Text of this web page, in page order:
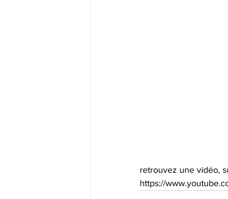
retrouvez une vidéo,
https://